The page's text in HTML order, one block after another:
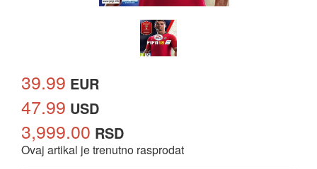
39.99 EUR
47.99 USD
3,999.00 RSD
Ovaj artikal je trenutno rasprodat